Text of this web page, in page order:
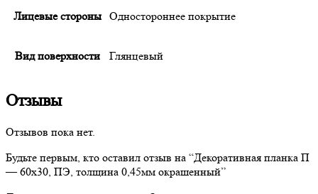
Лицевые стороны Одностороннее покрытие
Вид поверхности Глянцевый
Отзывы
Отзывов пока нет.
Будьте первым, кто оставил отзыв на “Декоративная планка П
— 60х30, ПЭ, толщина 0,45мм окрашенный”